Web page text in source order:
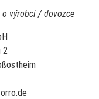
o výrobci / dovozce
2